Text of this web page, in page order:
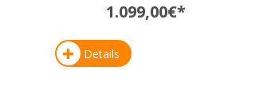
1.099,00€*
Details